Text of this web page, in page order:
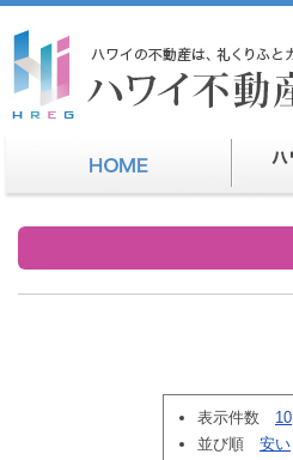
表示件数 10
並び順 安い